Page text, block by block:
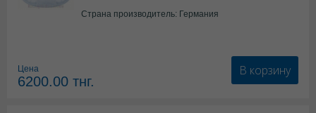
Страна производитель: Германия
Цена
6200.00 тнг.
В корзину